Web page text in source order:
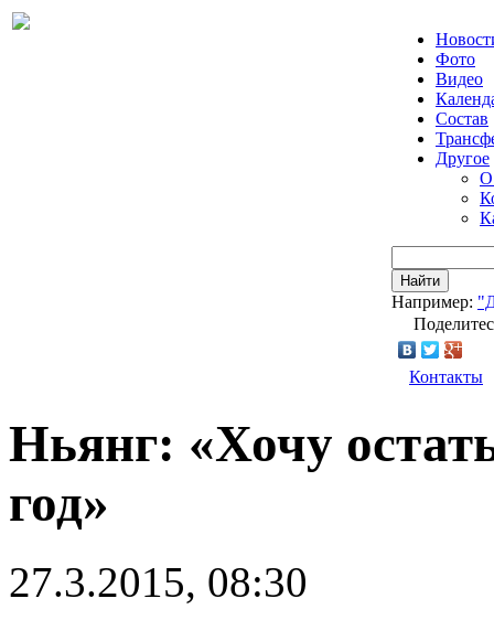
Фото
Видео
Состав
Другое
О
Найти
Например:
Контакты
Ньянг: «Хочу
год»
27.3.2015, 08:30